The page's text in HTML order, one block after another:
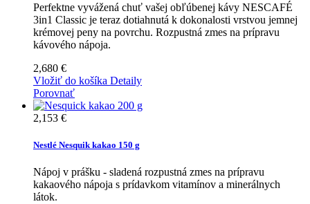
Perfektne vyvážená chuť vašej obľúbenej kávy NESCAFÉ
3in1 Classic je teraz dotiahnutá k dokonalosti vrstvou jemnej
krémovej peny na povrchu. Rozpustná zmes na prípravu
kávového nápoja.
2,680 €
Vložiť do košíka Detaily
Porovnať
2,153 €
Nestlé Nesquik kakao 150 g
Nápoj v prášku - sladená rozpustná zmes na prípravu
kakaového nápoja s prídavkom vitamínov a minerálnych
látok.